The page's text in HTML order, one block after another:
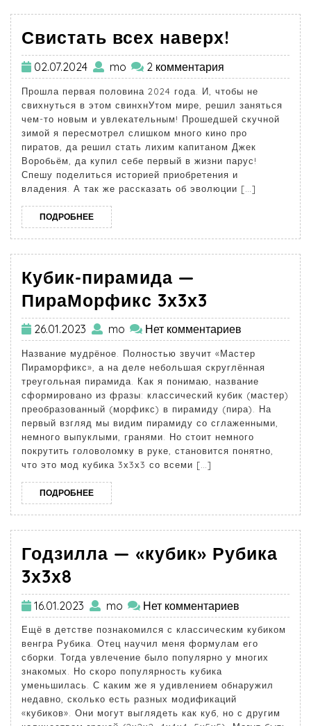
Свистать всех наверх!
02.07.2024 mo 2 комментария
Прошла первая половина 2024 года. И, чтобы не
свихнуться в этом свинхнУтом мире, решил заняться
чем-то новым и увлекательным! Прошедшей скучной
зимой я пересмотрел слишком много кино про
пиратов, да решил стать лихим капитаном Джек
Воробьём, да купил себе первый в жизни парус!
Спешу поделиться историей приобретения и
владения. А так же рассказать об эволюции […]
ПОДРОБНЕЕ
Кубик-пирамида —
ПираМорфикс 3х3х3
26.01.2023 mo Нет комментариев
Название мудрёное. Полностью звучит «Мастер
Пираморфикс», а на деле небольшая скруглённая
треугольная пирамида. Как я понимаю, название
сформировано из фразы: классический кубик (мастер)
преобразованный (морфикс) в пирамиду (пира). На
первый взгляд мы видим пирамиду со сглаженными,
немного выпуклыми, гранями. Но стоит немного
покрутить головоломку в руке, становится понятно,
что это мод кубика 3х3х3 со всеми […]
ПОДРОБНЕЕ
Годзилла — «кубик» Рубика
3х3х8
16.01.2023 mo Нет комментариев
Ещё в детстве познакомился с классическим кубиком
венгра Рубика. Отец научил меня формулам его
сборки. Тогда увлечение было популярно у многих
знакомых. Но скоро популярность кубика
уменьшилась. С каким же я удивлением обнаружил
недавно, сколько есть разных модификаций
«кубиков». Они могут выглядеть как куб, но с другим